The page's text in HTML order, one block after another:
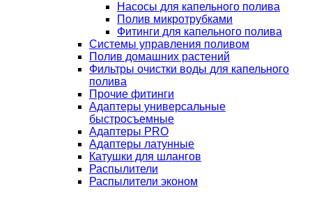
Насосы для капельного полива
Полив микротрубками
Фитинги для капельного полива
Системы управления поливом
Полив домашних растений
Фильтры очистки воды для капельного
полива
Прочие фитинги
Адаптеры универсальные
быстросъемные
Адаптеры PRO
Адаптеры латунные
Катушки для шлангов
Распылители
Распылители эконом